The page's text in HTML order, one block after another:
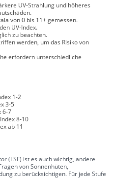
UV-Strahlung und höheres
von 0 bis 11+ gemessen.
UV-Index.
zu beachten.
werden, um das Risiko von
erfordern unterschiedliche
1-2
3-5
6-7
8-10
ab 11
(LSF) ist es auch wichtig, andere
von Sonnenhüten,
zu berücksichtigen. Für jede Stufe